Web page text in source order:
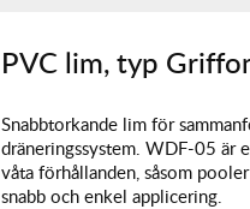
PVC lim, typ
Snabbtorkande lim för
dräneringssystem. WDF-05 är
våta förhållanden, såsom pooler
snabb och enkel applicering.